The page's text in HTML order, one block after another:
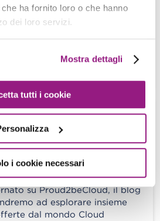
ha fornito loro o che hanno
dei loro servizi.
Mostra dettagli
tutti i cookie
i cookie necessari
agli strumenti offerti dai cloud
anni, sono diventati popolari
Custom Runtime &
- 02 Settembre 2022
su Proud2beCloud, il blog
ad esplorare insieme
dal mondo Cloud